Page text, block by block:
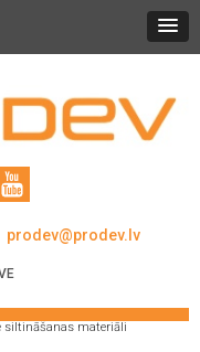
prodev@prodev.lv
siltināšanas materiāli